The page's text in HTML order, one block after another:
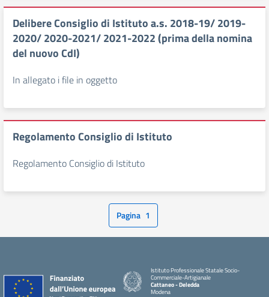
Delibere Consiglio di Istituto a.s. 2018-19/ 2019-
2020/ 2020-2021/ 2021-2022 (prima della nomina
del nuovo CdI)
In allegato i file in oggetto
Regolamento Consiglio di Istituto
Regolamento Consiglio di Istituto
Pagina 1
Istituto Professionale Statale Socio-
Commerciale-Artigianale
Cattaneo - Deledda
Modena